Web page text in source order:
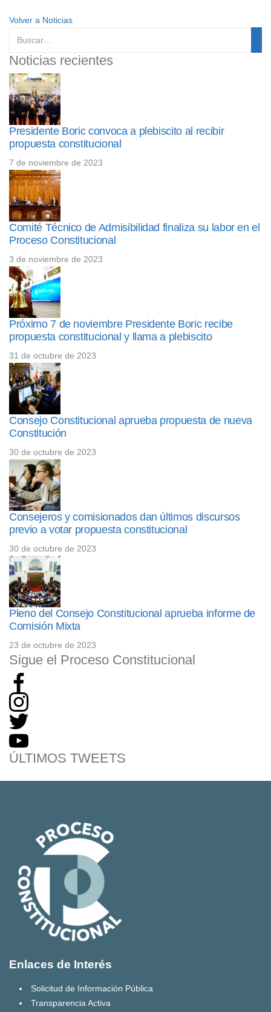
Volver a Noticias
Noticias recientes
Presidente Boric convoca a plebiscito al recibir
propuesta constitucional
7 de noviembre de 2023
Comité Técnico de Admisibilidad finaliza su labor en el
Proceso Constitucional
3 de noviembre de 2023
Próximo 7 de noviembre Presidente Boric recibe
propuesta constitucional y llama a plebiscito
31 de octubre de 2023
Consejo Constitucional aprueba propuesta de nueva
Constitución
30 de octubre de 2023
Consejeros y comisionados dan últimos discursos
previo a votar propuesta constitucional
30 de octubre de 2023
Pleno del Consejo Constitucional aprueba informe de
Comisión Mixta
23 de octubre de 2023
Sigue el Proceso Constitucional
ÚLTIMOS TWEETS
Enlaces de Interés
Solicitud de Información Pública
Transparencia Activa